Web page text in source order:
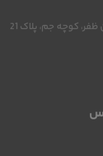
کوچه جم، پلاک 21